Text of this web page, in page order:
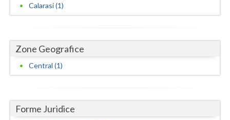
Dolj
Giurgiu
Gorj
Hunedoara
Calarasi (1)
Zone Geografice
Central (1)
Forme Juridice